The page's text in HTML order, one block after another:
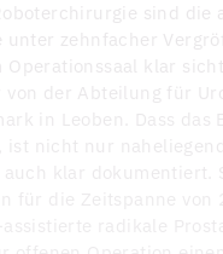
sind die
unter zehnfacher
Operationssaal klar